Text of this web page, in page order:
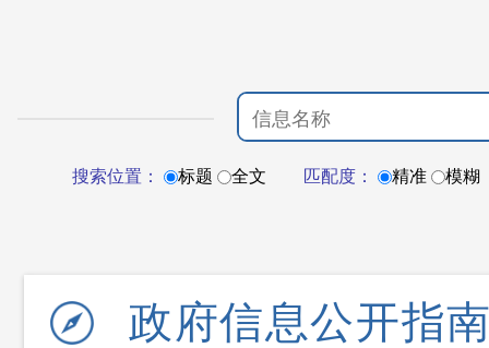
搜索位置： 标题 全文 匹配度： 精准 模糊
政府信息公开指